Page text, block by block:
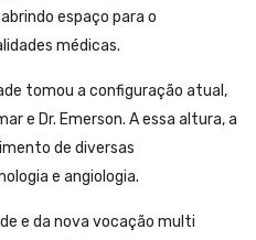
espaço para o
médicas.
tomou a configuração atual,
e Dr. Emerson. A essa altura, a
de diversas
e angiologia.
e da nova vocação multi